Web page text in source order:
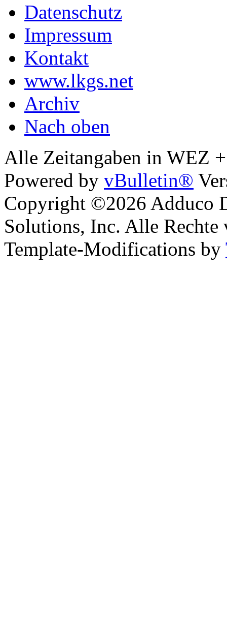
Datenschutz
Impressum
Kontakt
www.lkgs.net
Archiv
Nach oben
Alle Zeitangaben in WEZ
Powered by vBulletin®
Copyright ©2026 Adduco
Solutions, Inc. Alle Rechte
Template-Modifications by